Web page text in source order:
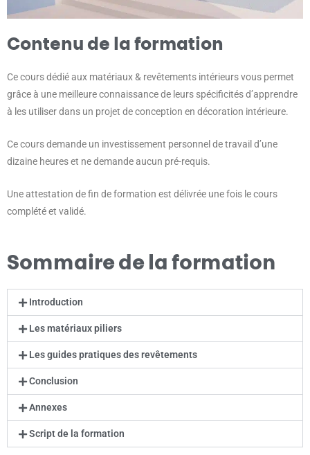
Contenu de la formation
Ce cours dédié aux matériaux & revêtements intérieurs vous permet
grâce à une meilleure connaissance de leurs spécificités d’apprendre
à les utiliser dans un projet de conception en décoration intérieure.
Ce cours demande un investissement personnel de travail d’une
dizaine heures et ne demande aucun pré-requis.
Une attestation de fin de formation est délivrée une fois le cours
complété et validé.
Sommaire de la formation
Introduction
Les matériaux piliers
Les guides pratiques des revêtements
Conclusion
Annexes
Script de la formation